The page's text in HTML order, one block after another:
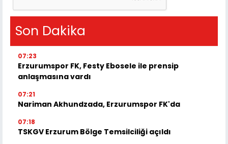
Son Dakika
07:23
Erzurumspor FK, Festy Ebosele ile prensip
anlaşmasına vardı
07:21
Nariman Akhundzada, Erzurumspor FK'da
07:18
TSKGV Erzurum Bölge Temsilciliği açıldı